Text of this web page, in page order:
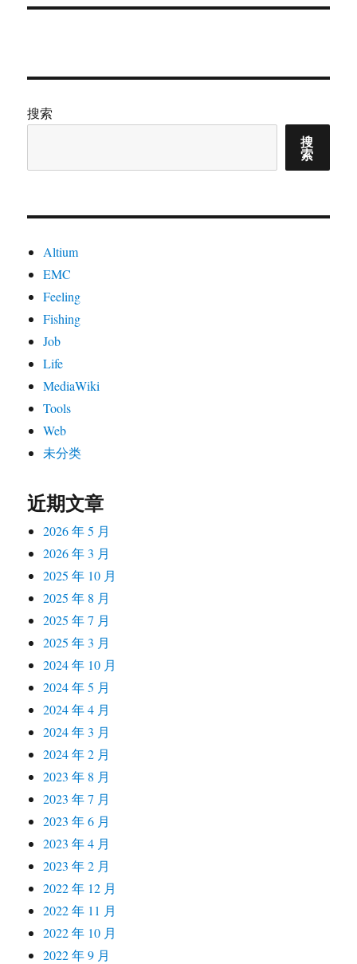
搜索
搜
索
Altium
EMC
Feeling
Fishing
Job
Life
MediaWiki
Tools
Web
未分类
近期文章
2026 年 5 月
2026 年 3 月
2025 年 10 月
2025 年 8 月
2025 年 7 月
2025 年 3 月
2024 年 10 月
2024 年 5 月
2024 年 4 月
2024 年 3 月
2024 年 2 月
2023 年 8 月
2023 年 7 月
2023 年 6 月
2023 年 4 月
2023 年 2 月
2022 年 12 月
2022 年 11 月
2022 年 10 月
2022 年 9 月